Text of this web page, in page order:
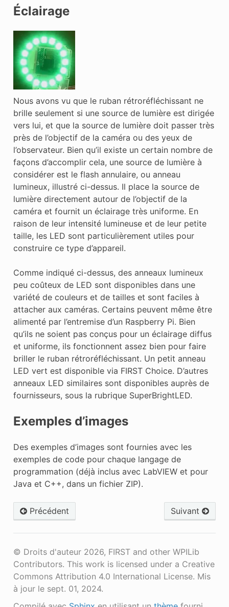
Éclairage
Nous avons vu que le ruban rétroréfléchissant ne
brille seulement si une source de lumière est dirigée
vers lui, et que la source de lumière doit passer très
près de l’objectif de la caméra ou des yeux de
l’observateur. Bien qu’il existe un certain nombre de
façons d’accomplir cela, une source de lumière à
considérer est le flash annulaire, ou anneau
lumineux, illustré ci-dessus. Il place la source de
lumière directement autour de l’objectif de la
caméra et fournit un éclairage très uniforme. En
raison de leur intensité lumineuse et de leur petite
taille, les LED sont particulièrement utiles pour
construire ce type d’appareil.
Comme indiqué ci-dessus, des anneaux lumineux
peu coûteux de LED sont disponibles dans une
variété de couleurs et de tailles et sont faciles à
attacher aux caméras. Certains peuvent même être
alimenté par l’entremise d’un Raspberry Pi. Bien
qu’ils ne soient pas conçus pour un éclairage diffus
et uniforme, ils fonctionnent assez bien pour faire
briller le ruban rétroréfléchissant. Un petit anneau
LED vert est disponible via FIRST Choice. D’autres
anneaux LED similaires sont disponibles auprès de
fournisseurs, sous la rubrique SuperBrightLED.
Exemples d’images
Des exemples d’images sont fournies avec les
exemples de code pour chaque langage de
programmation (déjà inclus avec LabVIEW et pour
Java et C++, dans un fichier ZIP).
Précédent Suivant
© Droits d'auteur 2026, FIRST and other WPILib
Contributors. This work is licensed under a Creative
Commons Attribution 4.0 International License. Mis
à jour le sept. 01, 2024.